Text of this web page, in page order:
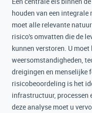
houden van een
moet alle relevante
risico's omvatten die de
kunnen verstoren. U
weersomstandigheden,
dreigingen en menselijke
risicobeoordeling is het
infrastructuur, processen
deze analyse moet u